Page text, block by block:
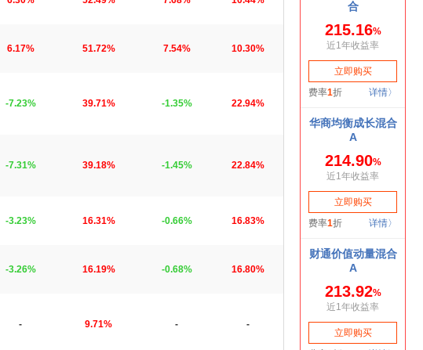
6.17% 51.72% 7.54% 10.30%
-7.23% 39.71% -1.35% 22.94%
-7.31% 39.18% -1.45% 22.84%
-3.23% 16.31% -0.66% 16.83%
-3.26% 16.19% -0.68% 16.80%
- 9.71% - -